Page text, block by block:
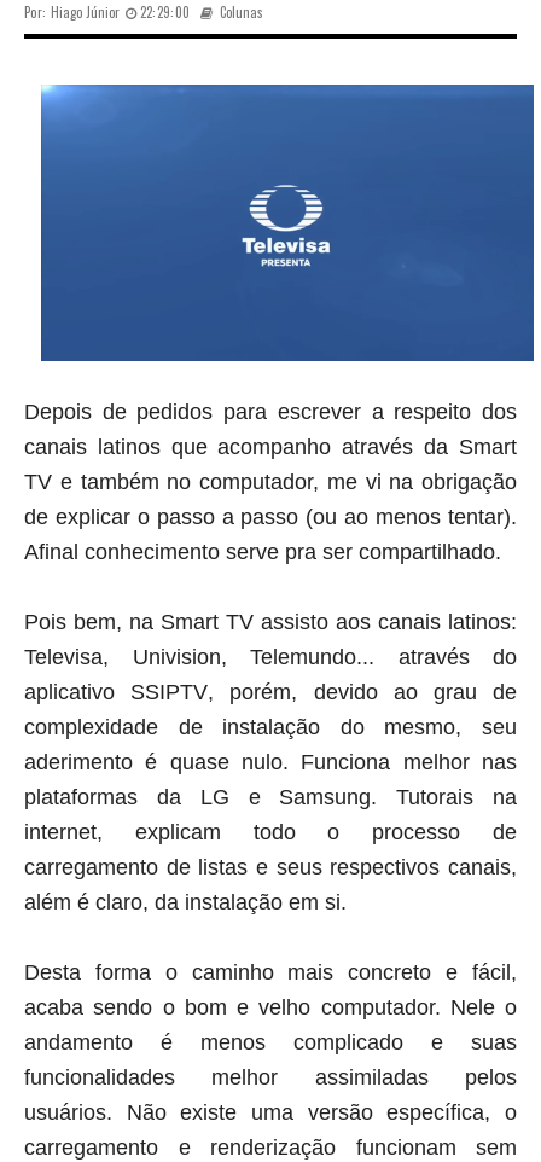
Por: Hiago Júnior 22:29:00 Colunas
Depois de pedidos para escrever a respeito dos
canais latinos que acompanho através da Smart
TV e também no computador, me vi na obrigação
de explicar o passo a passo (ou ao menos tentar).
Afinal conhecimento serve pra ser compartilhado.
Pois bem, na Smart TV assisto aos canais latinos:
Televisa, Univision, Telemundo... através do
aplicativo SSIPTV, porém, devido ao grau de
complexidade de instalação do mesmo, seu
aderimento é quase nulo. Funciona melhor nas
plataformas da LG e Samsung. Tutorais na
internet, explicam todo o processo de
carregamento de listas e seus respectivos canais,
além é claro, da instalação em si.
Desta forma o caminho mais concreto e fácil,
acaba sendo o bom e velho computador. Nele o
andamento é menos complicado e suas
funcionalidades melhor assimiladas pelos
usuários. Não existe uma versão específica, o
carregamento e renderização funcionam sem